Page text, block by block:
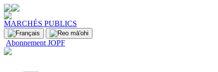
MARCHÉS PUBLICS
Abonnement JOPF